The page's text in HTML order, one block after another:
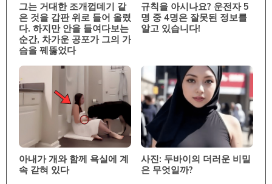
그는 거대한 조개껍데기 같
은 것을 갑판 위로 들어 올렸
다. 하지만 안을 들여다보는
순간, 차가운 공포가 그의 가
슴을 꿰뚫었다
규칙을 아시나요? 운전자 5
명 중 4명은 잘못된 정보를
알고 있습니다!
아내가 개와 함께 욕실에 계
속 갇혀 있다
사진: 두바이의 더러운 비밀
은 무엇일까?